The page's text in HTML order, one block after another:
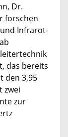
Dr.
forschen
Infrarot-
das bereits
den 3,95
zwei
zur